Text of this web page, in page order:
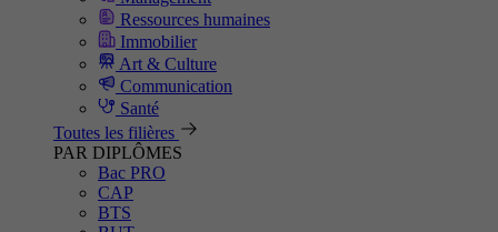
Ressources humaines
Immobilier
Art & Culture
Communication
Santé
Toutes les filières
PAR DIPLÔMES
Bac PRO
CAP
BTS